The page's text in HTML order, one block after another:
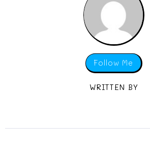
Follow Me
WRITTEN BY